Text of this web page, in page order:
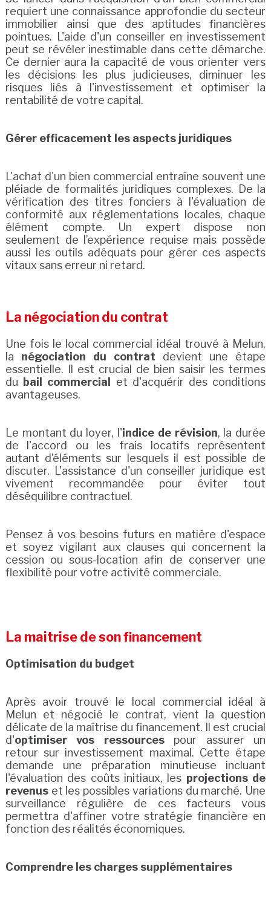
requiert une connaissance approfondie du secteur
immobilier ainsi que des aptitudes financières
pointues. L'aide d'un conseiller en investissement
peut se révéler inestimable dans cette démarche.
Ce dernier aura la capacité de vous orienter vers
les décisions les plus judicieuses, diminuer les
risques liés à l'investissement et optimiser la
rentabilité de votre capital.
Gérer efficacement les aspects juridiques
L'achat d'un bien commercial entraîne souvent une
pléiade de formalités juridiques complexes. De la
vérification des titres fonciers à l'évaluation de
conformité aux réglementations locales, chaque
élément compte. Un expert dispose non
seulement de l’expérience requise mais possède
aussi les outils adéquats pour gérer ces aspects
vitaux sans erreur ni retard.
La négociation du contrat
Une fois le local commercial idéal trouvé à Melun,
la négociation du contrat devient une étape
essentielle. Il est crucial de bien saisir les termes
du bail commercial
et d'acquérir des conditions
avantageuses.
Le montant du loyer, l'indice de révision, la durée
de l'accord ou les frais locatifs représentent
autant d’éléments sur lesquels il est possible de
discuter. L'assistance d'un conseiller juridique est
vivement recommandée pour éviter tout
déséquilibre contractuel.
Pensez à vos besoins futurs en matière d'espace
et soyez vigilant aux clauses qui concernent la
cession ou sous-location afin de conserver une
flexibilité pour votre activité commerciale.
La maitrise de son financement
Optimisation du budget
Après avoir trouvé le local commercial idéal à
Melun et négocié le contrat, vient la question
délicate de la maîtrise du financement. Il est crucial
d'optimiser vos ressourcespour assurer un
retour sur investissement maximal. Cette étape
demande une préparation minutieuse incluant
l'évaluation des coûts initiaux, les projections de
revenuset les possibles variations du marché. Une
surveillance régulière de ces facteurs vous
permettra d'affiner votre stratégie financière en
fonction des réalités économiques.
Comprendre les charges supplémentaires